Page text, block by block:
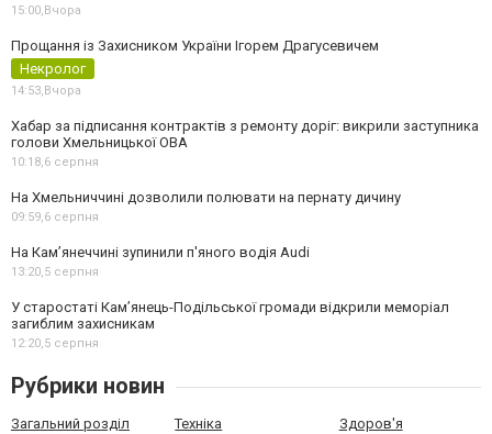
15:00,Вчора
Прощання із Захисником України Ігорем Драгусевичем
Некролог
14:53,Вчора
Хабар за підписання контрактів з ремонту доріг: викрили заступника
голови Хмельницької ОВА
10:18,6 серпня
На Хмельниччині дозволили полювати на пернату дичину
09:59,6 серпня
На Камʼянеччині зупинили п'яного водія Audi
13:20,5 серпня
У старостаті Кам’янець-Подільської громади відкрили меморіал
загиблим захисникам
12:20,5 серпня
Рубрики новин
Загальний розділ Техніка Здоров'я